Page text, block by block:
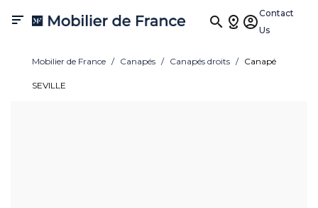

Contact
Us
Mobilier de France Canapés Canapés droits Canapé
SEVILLE